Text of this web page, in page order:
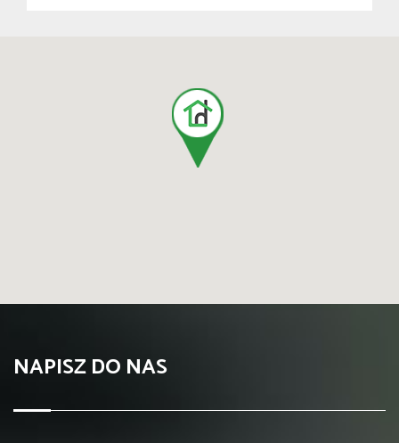
NAPISZ DO NAS